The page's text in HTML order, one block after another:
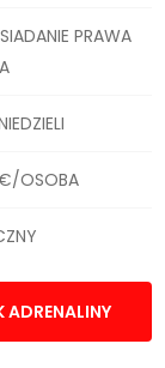
PRAWA
OSOBA